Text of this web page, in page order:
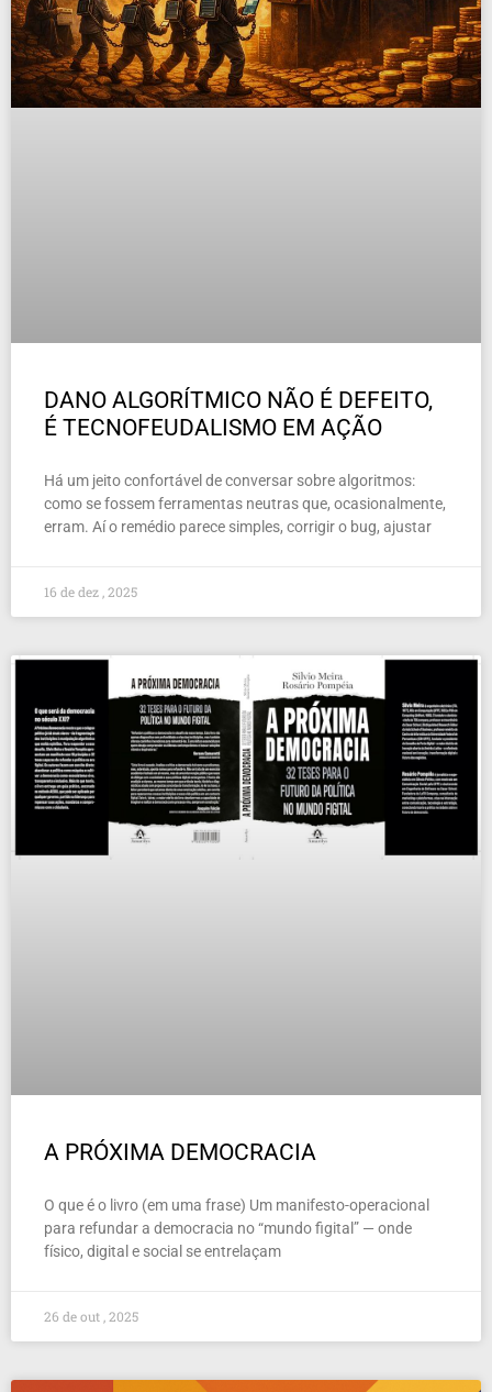
DANO ALGORÍTMICO NÃO É DEFEITO,
É TECNOFEUDALISMO EM AÇÃO
Há um jeito confortável de conversar sobre algoritmos:
como se fossem ferramentas neutras que, ocasionalmente,
erram. Aí o remédio parece simples, corrigir o bug, ajustar
16 de dez , 2025
A PRÓXIMA DEMOCRACIA
O que é o livro (em uma frase) Um manifesto-operacional
para refundar a democracia no “mundo figital” — onde
físico, digital e social se entrelaçam
26 de out , 2025